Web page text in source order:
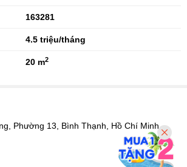
163281
4.5 triệu/tháng
20 m2
Phường 13, Bình Thạnh, Hồ Chí Minh